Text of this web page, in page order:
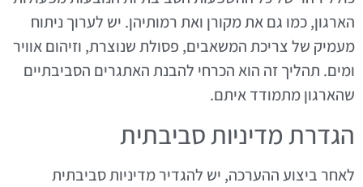
הארגון, כמו גם את מקורן ואת רמותיהן. יש לערוך ניתוח
מעמיק של צריכת המשאבים, פסולת שנוצרת, וזיהום אוויר
ומים. תהליך זה הוא הכרחי להבנת האתגרים הסביבתיים
שהארגון מתמודד איתם.
הגדרת מדיניות סביבתית
לאחר ביצוע ההערכה, יש להגדיר מדיניות סביבתית